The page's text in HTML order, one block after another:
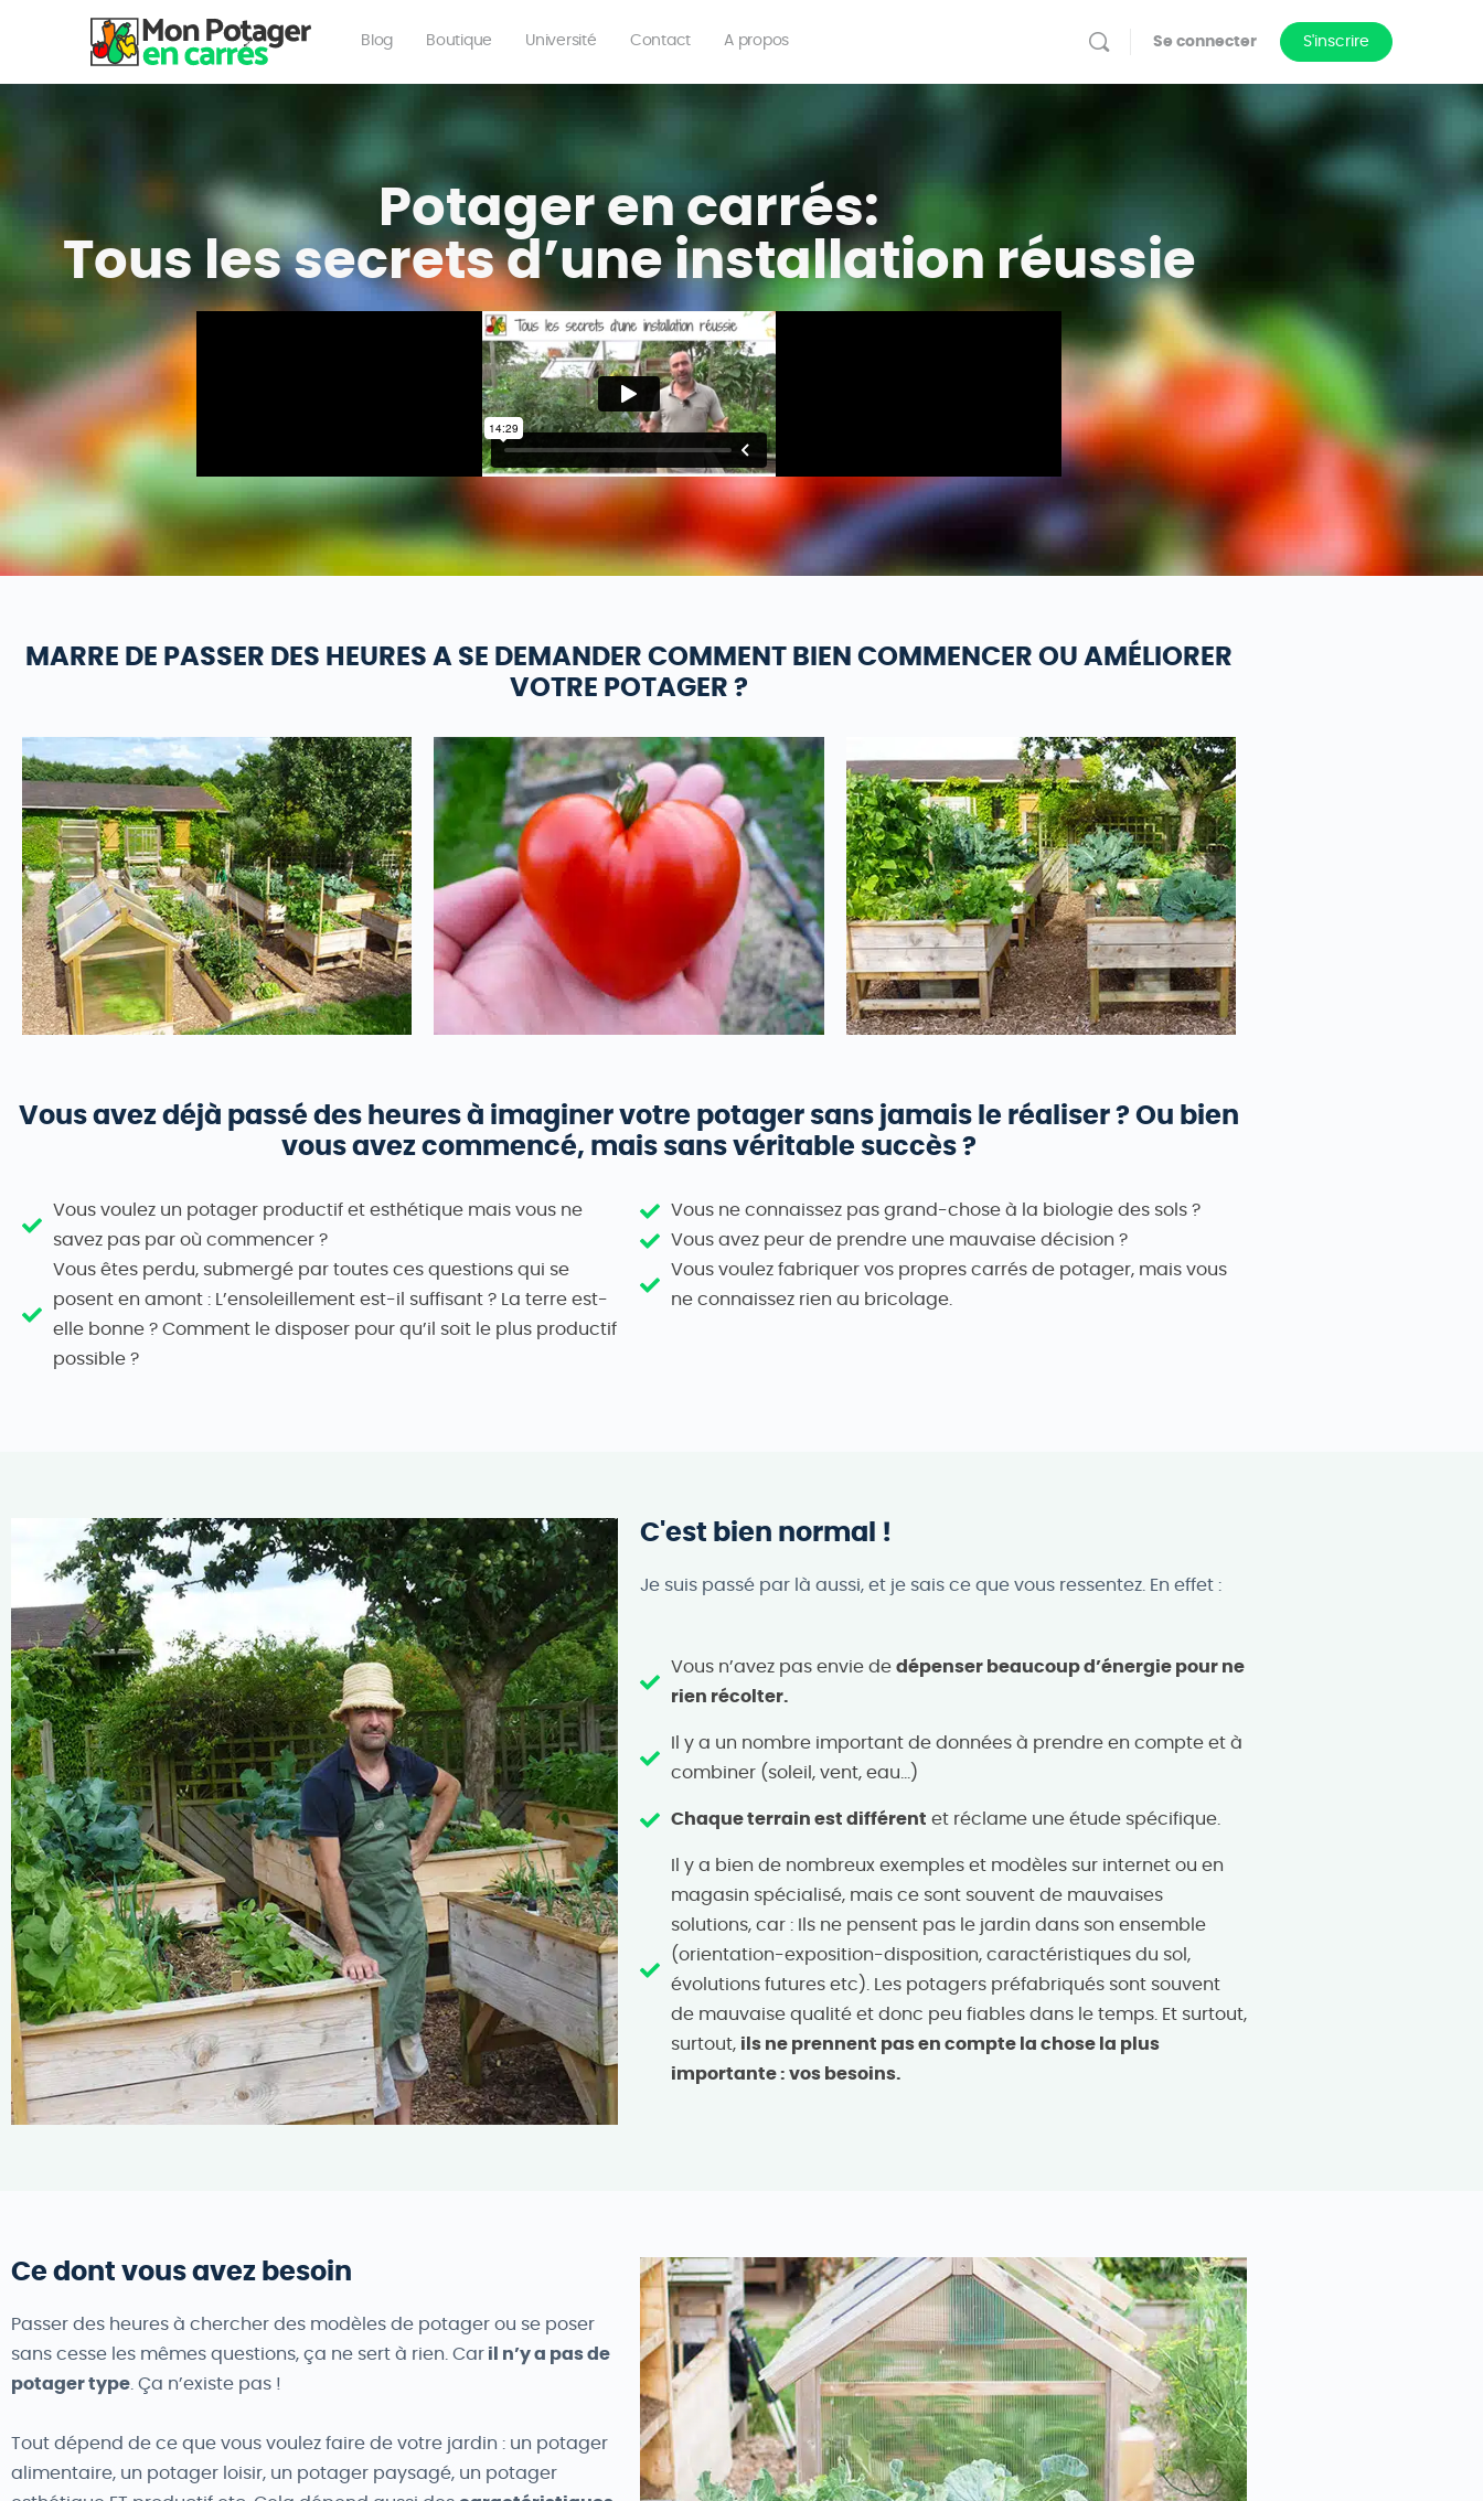
Blog Boutique Université Contact A propos Se connecter S'inscrire
Potager en carrés:
Tous les secrets d’une installation réussie
MARRE DE PASSER DES HEURES A SE DEMANDER COMMENT BIEN COMMENCER OU AMÉLIORER
VOTRE POTAGER ?
Vous avez déjà passé des heures à imaginer votre potager sans jamais le réaliser ? Ou bien
vous avez commencé, mais sans véritable succès ?
Vous voulez un potager productif et esthétique mais vous ne
savez pas par où commencer ?
Vous êtes perdu, submergé par toutes ces questions qui se
posent en amont : L’ensoleillement est-il suffisant ? La terre est-
elle bonne ? Comment le disposer pour qu’il soit le plus productif
possible ?
Vous ne connaissez pas grand-chose à la biologie des sols ?
Vous avez peur de prendre une mauvaise décision ?
Vous voulez fabriquer vos propres carrés de potager, mais vous
ne connaissez rien au bricolage.
C'est bien normal !
Je suis passé par là aussi, et je sais ce que vous ressentez. En effet :
Vous n’avez pas envie de dépenser beaucoup d’énergie pour ne
rien récolter.
Il y a un nombre important de données à prendre en compte et à
combiner (soleil, vent, eau…)
Chaque terrain est différent et réclame une étude spécifique.
Il y a bien de nombreux exemples et modèles sur internet ou en
magasin spécialisé, mais ce sont souvent de mauvaises
solutions, car : Ils ne pensent pas le jardin dans son ensemble
(orientation-exposition-disposition, caractéristiques du sol,
évolutions futures etc). Les potagers préfabriqués sont souvent
de mauvaise qualité et donc peu fiables dans le temps. Et surtout,
surtout, ils ne prennent pas en compte la chose la plus
importante : vos besoins.
Ce dont vous avez besoin
Passer des heures à chercher des modèles de potager ou se poser
sans cesse les mêmes questions, ça ne sert à rien. Car il n’y a pas de
potager type. Ça n’existe pas !
Tout dépend de ce que vous voulez faire de votre jardin : un potager
alimentaire, un potager loisir, un potager paysagé, un potager